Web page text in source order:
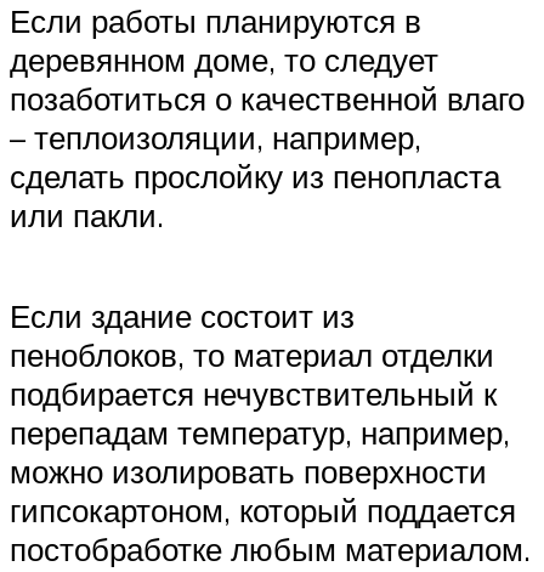
Если работы планируются в
деревянном доме, то следует
позаботиться о качественной влаго
– теплоизоляции, например,
сделать прослойку из пенопласта
или пакли.
Если здание состоит из
пеноблоков, то материал отделки
подбирается нечувствительный к
перепадам температур, например,
можно изолировать поверхности
гипсокартоном, который поддается
постобработке любым материалом.